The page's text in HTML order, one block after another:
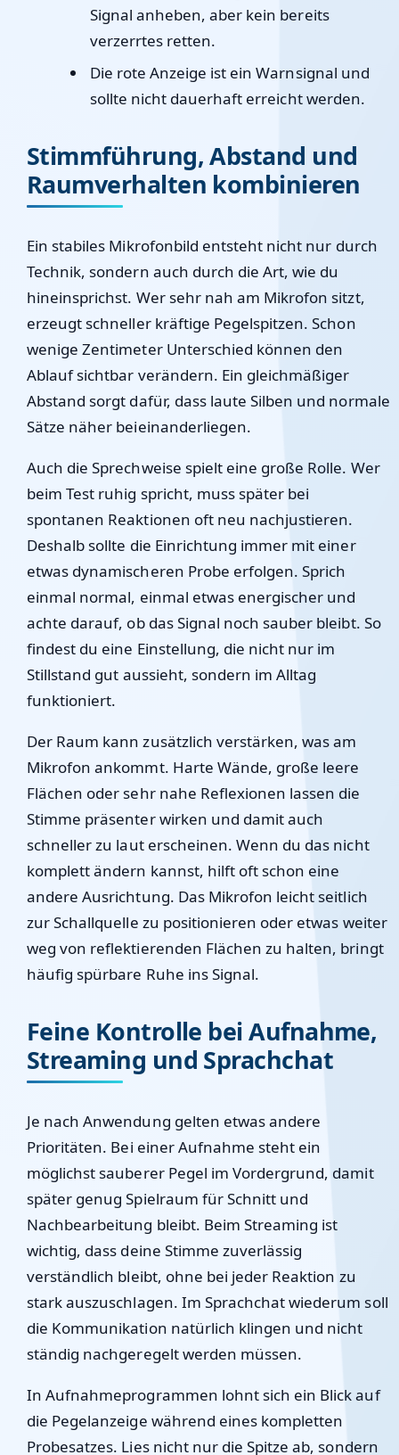
Signal anheben, aber kein bereits
verzerrtes retten.
Die rote Anzeige ist ein Warnsignal und
sollte nicht dauerhaft erreicht werden.
Stimmführung, Abstand und
Raumverhalten kombinieren
Ein stabiles Mikrofonbild entsteht nicht nur durch
Technik, sondern auch durch die Art, wie du
hineinsprichst. Wer sehr nah am Mikrofon sitzt,
erzeugt schneller kräftige Pegelspitzen. Schon
wenige Zentimeter Unterschied können den
Ablauf sichtbar verändern. Ein gleichmäßiger
Abstand sorgt dafür, dass laute Silben und normale
Sätze näher beieinanderliegen.
Auch die Sprechweise spielt eine große Rolle. Wer
beim Test ruhig spricht, muss später bei
spontanen Reaktionen oft neu nachjustieren.
Deshalb sollte die Einrichtung immer mit einer
etwas dynamischeren Probe erfolgen. Sprich
einmal normal, einmal etwas energischer und
achte darauf, ob das Signal noch sauber bleibt. So
findest du eine Einstellung, die nicht nur im
Stillstand gut aussieht, sondern im Alltag
funktioniert.
Der Raum kann zusätzlich verstärken, was am
Mikrofon ankommt. Harte Wände, große leere
Flächen oder sehr nahe Reflexionen lassen die
Stimme präsenter wirken und damit auch
schneller zu laut erscheinen. Wenn du das nicht
komplett ändern kannst, hilft oft schon eine
andere Ausrichtung. Das Mikrofon leicht seitlich
zur Schallquelle zu positionieren oder etwas weiter
weg von reflektierenden Flächen zu halten, bringt
häufig spürbare Ruhe ins Signal.
Feine Kontrolle bei Aufnahme,
Streaming und Sprachchat
Je nach Anwendung gelten etwas andere
Prioritäten. Bei einer Aufnahme steht ein
möglichst sauberer Pegel im Vordergrund, damit
später genug Spielraum für Schnitt und
Nachbearbeitung bleibt. Beim Streaming ist
wichtig, dass deine Stimme zuverlässig
verständlich bleibt, ohne bei jeder Reaktion zu
stark auszuschlagen. Im Sprachchat wiederum soll
die Kommunikation natürlich klingen und nicht
ständig nachgeregelt werden müssen.
In Aufnahmeprogrammen lohnt sich ein Blick auf
die Pegelanzeige während eines kompletten
Probesatzes. Lies nicht nur die Spitze ab, sondern